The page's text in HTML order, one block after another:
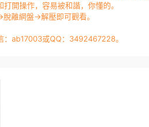
開操作，容易被和諧，你懂的。
離網盤→解壓即可觀看。
ab17003或QQ：3492467228。